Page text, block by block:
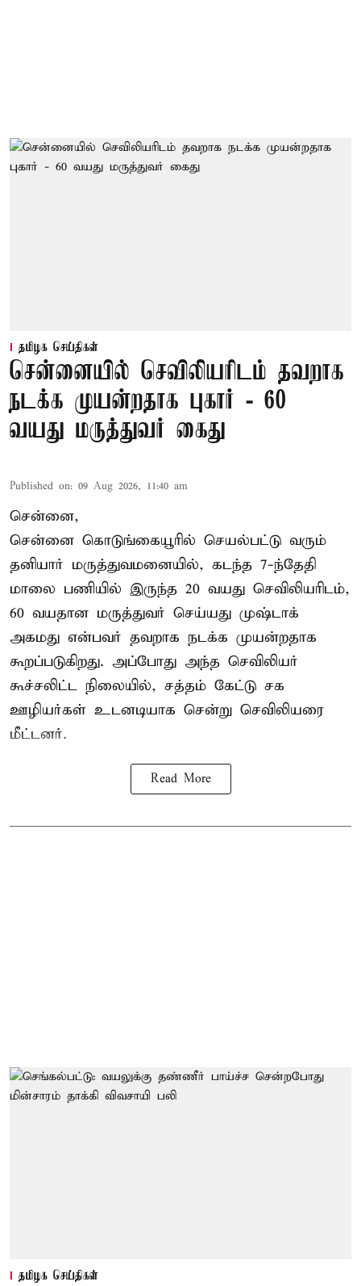
தமிழக செய்திகள்
சென்னையில் செவிலியரிடம் தவறாக
நடக்க முயன்றதாக புகார் - 60
வயது மருத்துவர் கைது
Published on: 09 Aug 2026, 11:40 am
சென்னை,
சென்னை கொடுங்கையூரில் செயல்பட்டு வரும்
தனியார் மருத்துவமனையில், கடந்த 7-ந்தேதி
மாலை பணியில் இருந்த 20 வயது செவிலியரிடம்,
60 வயதான மருத்துவர் செய்யது முஷ்டாக்
அகமது என்பவர் தவறாக நடக்க முயன்றதாக
கூறப்படுகிறது. அப்போது அந்த செவிலியர்
கூச்சலிட்ட நிலையில், சத்தம் கேட்டு சக
ஊழியர்கள் உடனடியாக சென்று செவிலியரை
மீட்டனர்.
Read More
தமிழக செய்திகள்